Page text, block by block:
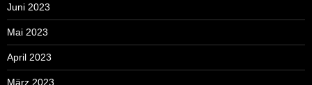
Juni 2023
Mai 2023
April 2023
März 2023